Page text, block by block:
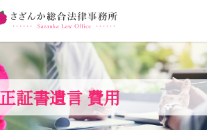
証書遺言 費用